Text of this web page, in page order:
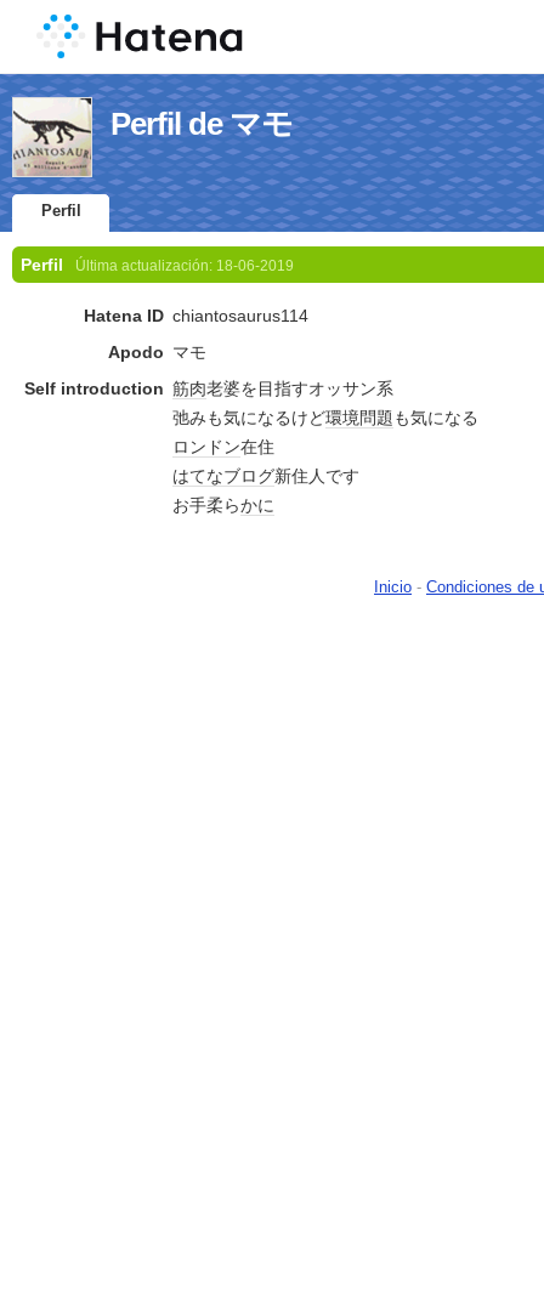
Perfil de マモ
Perfil
Perfil Última actualización: 18-06-2019
Hatena ID chiantosaurus114
Apodo マモ
Self introduction 筋肉老婆を目指すオッサン系
弛みも気になるけど環境問題も気になる
ロンドン在住
はてなブログ新住人です
お手柔らかに
Inicio - Condiciones de